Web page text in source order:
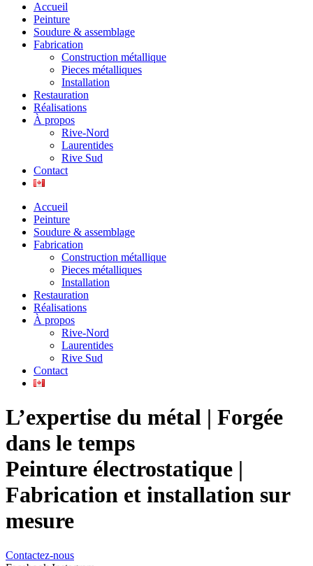
Accueil
Peinture
Soudure & assemblage
Fabrication
Construction métallique
Pieces métalliques
Installation
Restauration
Réalisations
À propos
Rive-Nord
Laurentides
Rive Sud
Contact
Accueil
Peinture
Soudure & assemblage
Fabrication
Construction métallique
Pieces métalliques
Installation
Restauration
Réalisations
À propos
Rive-Nord
Laurentides
Rive Sud
Contact
L’expertise du métal | Forgée
dans le temps
Peinture électrostatique |
Fabrication et installation sur
mesure
Contactez-nous